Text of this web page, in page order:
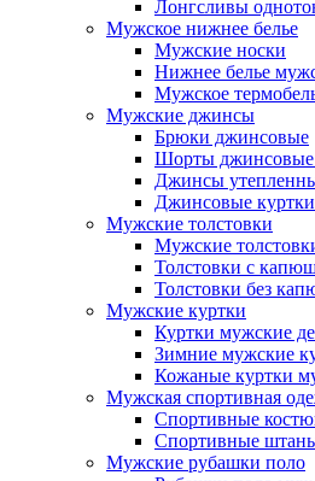
Лонгсливы
Мужское нижнее белье
Мужские носки
Нижнее белье
Мужское
Мужские джинсы
Брюки джинсовые
Шорты
Джинсы
Джинсовые
Мужские толстовки
Мужские
Толстовки с
Толстовки без
Мужские куртки
Куртки мужские
Зимние мужские
Кожаные куртки
Мужская спортивная
Спортивные
Спортивные
Мужские рубашки поло